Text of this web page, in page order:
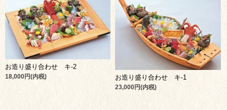
お造り盛り合わせ キ-2
18,000円(内税) お造り盛り合わせ キ-1
23,000円(内税)